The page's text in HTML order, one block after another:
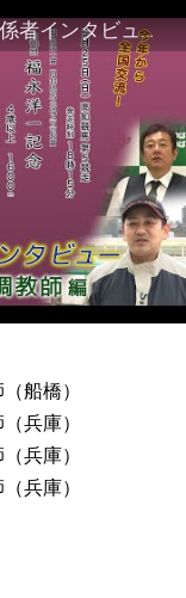
第１６回福永洋一記念 出走馬関係者インタビュー 船橋・兵庫所属調教師編
船橋）
庫）
兵庫）
兵庫）